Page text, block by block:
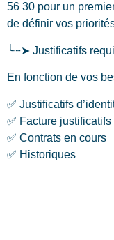
56 30 pour un
de définir vos
╰┈➤ Justificatifs
En fonction de vos
✅ Justificatifs
✅ Facture
✅ Contrats en cours
✅ Historiques